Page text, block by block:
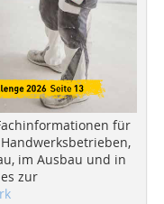
für
im Ausbau und in
zur